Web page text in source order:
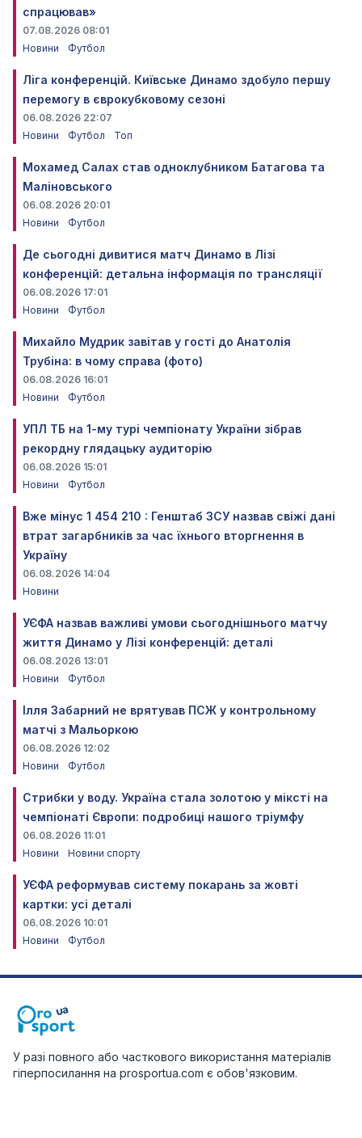
спрацював»
07.08.2026 08:01
Новини
Футбол
Ліга конференцій. Київське Динамо здобуло першу
перемогу в єврокубковому сезоні
06.08.2026 22:07
Новини
Футбол Топ
Мохамед Салах став одноклубником Батагова та
Маліновського
06.08.2026 20:01
Новини
Футбол
Де сьогодні дивитися матч Динамо в Лізі
конференцій: детальна інформація по трансляції
06.08.2026 17:01
Новини
Футбол
Михайло Мудрик завітав у гості до Анатолія
Трубіна: в чому справа (фото)
06.08.2026 16:01
Новини
Футбол
УПЛ ТБ на 1-му турі чемпіонату України зібрав
рекордну глядацьку аудиторію
06.08.2026 15:01
Новини
Футбол
Вже мінус 1 454 210 : Генштаб ЗСУ назвав свіжі дані
втрат загарбників за час їхнього вторгнення в
Україну
06.08.2026 14:04
Новини
УЄФА назвав важливі умови сьогоднішнього матчу
життя Динамо у Лізі конференцій: деталі
06.08.2026 13:01
Новини
Футбол
Ілля Забарний не врятував ПСЖ у контрольному
матчі з Мальоркою
06.08.2026 12:02
Новини
Футбол
Стрибки у воду. Україна стала золотою у міксті на
чемпіонаті Європи: подробиці нашого тріумфу
06.08.2026 11:01
Новини
Новини спорту
УЄФА реформував систему покарань за жовті
картки: усі деталі
06.08.2026 10:01
Новини
Футбол
У разі повного або часткового використання матеріалів
гіперпосилання на prosportua.com є обов'язковим.